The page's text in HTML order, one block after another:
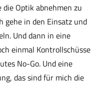
Optik abnehmen zu
gehe in den Einsatz und
Und dann in eine
einmal Kontrollschüsse
No-Go. Und eine
das sind für mich die